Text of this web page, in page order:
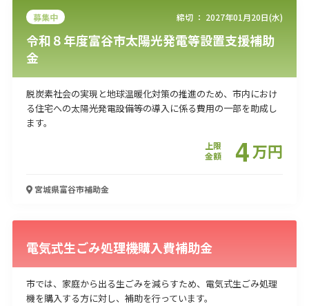
募集中 締切 ： 2027年01月20日(水)
令和８年度富谷市太陽光発電等設置支援補助
金
脱炭素社会の実現と地球温暖化対策の推進のため、市内におけ
る住宅への太陽光発電設備等の導入に係る費用の一部を助成し
ます。
上限
金額
4万円
宮城県富谷市補助金
電気式生ごみ処理機購入費補助金
市では、家庭から出る生ごみを減らすため、電気式生ごみ処理
機を購入する方に対し、補助を行っています。